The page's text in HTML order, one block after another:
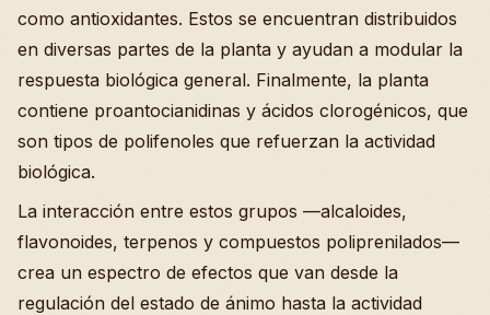
como antioxidantes. Estos se encuentran distribuidos
en diversas partes de la planta y ayudan a modular la
respuesta biológica general. Finalmente, la planta
contiene proantocianidinas y ácidos clorogénicos, que
son tipos de polifenoles que refuerzan la actividad
biológica.
La interacción entre estos grupos —alcaloides,
flavonoides, terpenos y compuestos poliprenilados—
crea un espectro de efectos que van desde la
regulación del estado de ánimo hasta la actividad